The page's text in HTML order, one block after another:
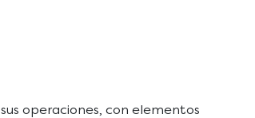
operaciones, con elementos